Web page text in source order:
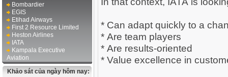
Bombardier
EGIS
Etihad Airways
First 2 Resource Limited
Heston Airlines
IATA
Kampala Executive
Aviation
Khảo sát của ngày hôm nay:
* Can adapt quickly to a
* Are team players
* Are results-oriented
* Value excellence in